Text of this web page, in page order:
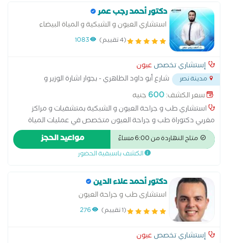
دكتور أحمد رجب عمر
استشاري العيون و الشبكية و المياة البيضاء
(4 تقييم) 1083
إستشاري تخصص عيون
مدينة نصر
شارع أبو داود الظاهري - بجوار اشارة الوزير و
مدرسة الراية...
سعر الكشف:600 جنيه
استشاري طب و جراحة العيون و الشبكية بمتشفيات و مراكز
مغربي دكتوراة طب و جراحة العيون متخصص في عمليات المياة
البيضاء باستخدام أخدث العدسات ماجستير طب و جراحة العيون عضو
الكلية الملكية بادنبره بريطانيا متخصص في عمليات الشبكية و المياه
متاح النهاردة من 6:00 مساءً مواعيد الحجز
الكشف باسبقية الحضور
دكتور أحمد علاء الدين
استشارى طب و جراحة العيون
(1 تقييم) 276
إستشاري تخصص عيون